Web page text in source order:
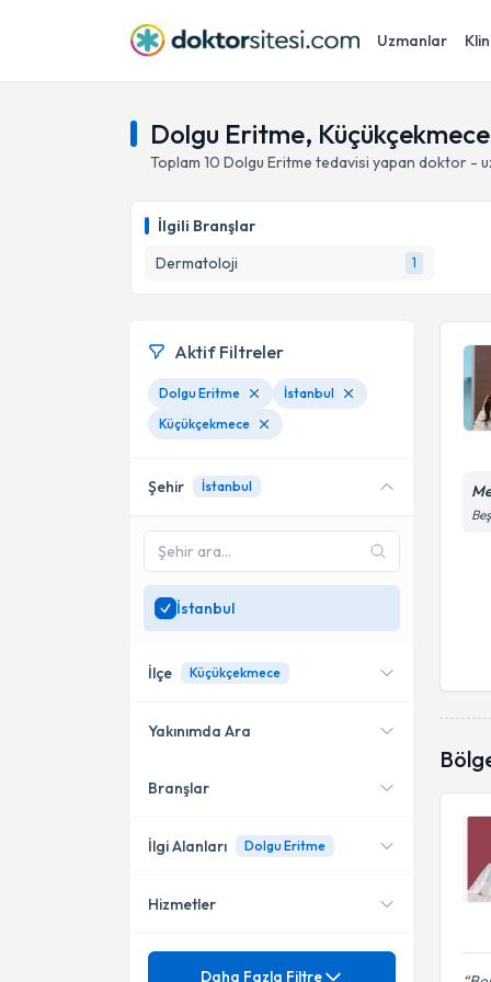
Uzmanlar
Dolgu Eritme,
Toplam 10 Dolgu Eritme tedavisi yapan doktor -
İlgili Branşlar
Dermatoloji
1
Aktif Filtreler
Dolgu Eritme
İstanbul
Küçükçekmece
Şehir İstanbul
İstanbul
İlçe Küçükçekmece
Kadıköy
Ataşehir
Yakınımda Ara
Konumuma yakın uzmanları
Branşlar
Dermatoloji
İlgi Alanları Dolgu Eritme
Ağız Yaraları
Hizmetler
Mezuniyet
Daha Fazla Filtre